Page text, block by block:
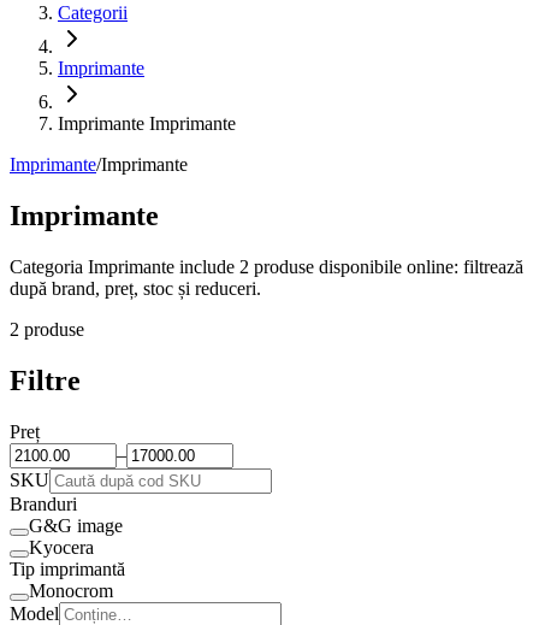
Categorii
Imprimante
Imprimante Imprimante
Imprimante/Imprimante
Imprimante
Categoria Imprimante include 2 produse disponibile online: filtrează
după brand, preț, stoc și reduceri.
2 produse
Filtre
Preț
–
SKU
Branduri
G&G image
Kyocera
Tip imprimantă
Monocrom
Model